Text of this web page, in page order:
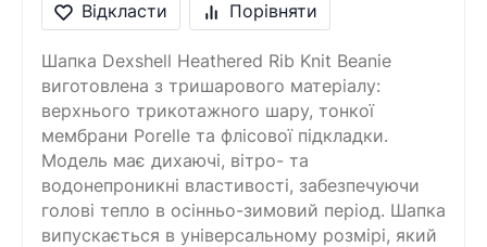
Відкласти Порівняти
Шапка Dexshell Heathered Rib Knit Beanie
виготовлена ​​з тришарового матеріалу:
верхнього трикотажного шару, тонкої
мембрани Porelle та флісової підкладки.
Модель має дихаючі, вітро- та
водонепроникні властивості, забезпечуючи
голові тепло в осінньо-зимовий період. Шапка
випускається в універсальному розмірі, який